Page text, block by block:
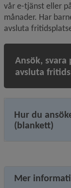
vår e-tjänst eller
månader. Har
avsluta
Ansök,
avsluta
Hur du
(blankett)
Mer